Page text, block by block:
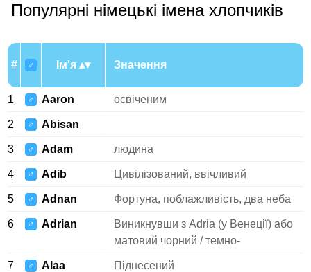
Популярні німецькі імена хлопчиків
# ♂ Ім'я Значення
1 ♂ Aaron освіченим
2 ♂ Abisan
3 ♂ Adam людина
4 ♂ Adib Цивілізований, ввічливий
5 ♂ Adnan Фортуна, поблажливість, два неба
6 ♂ Adrian
Виникнувши з Adria (у Венеції) або
матовий чорний / темно-
7 ♂ Alaa Піднесений